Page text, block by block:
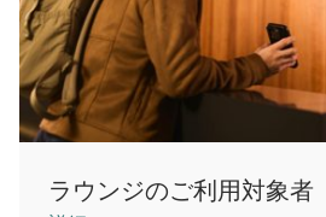
ラウンジのご利用対象者